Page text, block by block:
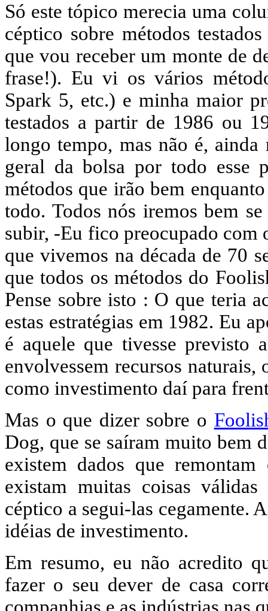
Só este tópico merecia uma
céptico sobre métodos
que vou receber um monte de
frase!). Eu vi os vários
Spark 5, etc.) e minha maior
testados a partir de 1986 ou
longo tempo, mas não é,
geral da bolsa por todo esse
métodos que irão bem
todo. Todos nós iremos bem
subir, -Eu fico preocupado com
que vivemos na década de 70
que todos os métodos do
Pense sobre isto : O que teria
estas estratégias em 1982. Eu
é aquele que tivesse previsto
envolvessem recursos
como investimento daí para
Mas o que dizer sobre o
Dog, que se saíram muito bem
existem dados que
existam muitas coisas válidas
céptico a segui-las cegamente.
idéias de investimento.
Em resumo, eu não acredito
fazer o seu dever de casa